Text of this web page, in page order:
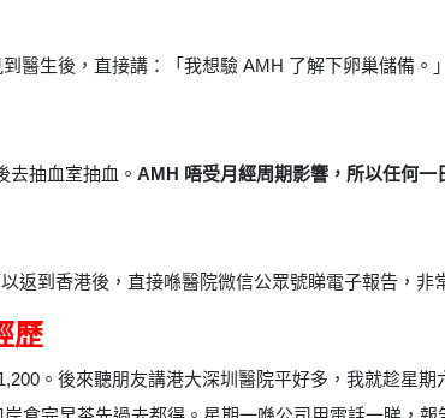
醫生後，直接講：「我想驗 AMH 了解下卵巢儲備。」
去抽血室抽血。 AMH 唔受月經周期影響，所以任何一
返到香港後，直接喺醫院微信公眾號睇電子報告，非
歷
。後來聽朋友講港大深圳醫院平好多，我就趁星